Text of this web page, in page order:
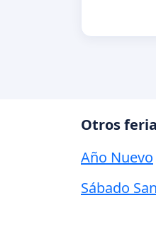
Otros
Año Nuevo
Sábado